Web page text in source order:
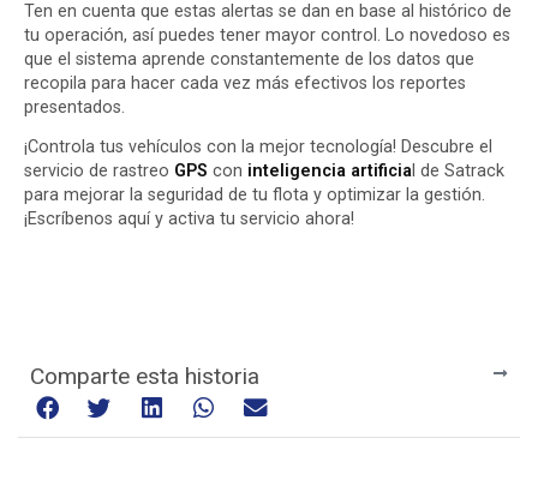
Ten en cuenta que estas alertas se dan en base al histórico de
tu operación, así puedes tener mayor control. Lo novedoso es
que el sistema aprende constantemente de los datos que
recopila para hacer cada vez más efectivos los reportes
presentados.
¡Controla tus vehículos con la mejor tecnología! Descubre el
servicio de rastreo GPS con inteligencia artificia l de Satrack
para mejorar la seguridad de tu flota y optimizar la gestión.
¡Escríbenos aquí y activa tu servicio ahora!
Comparte esta historia